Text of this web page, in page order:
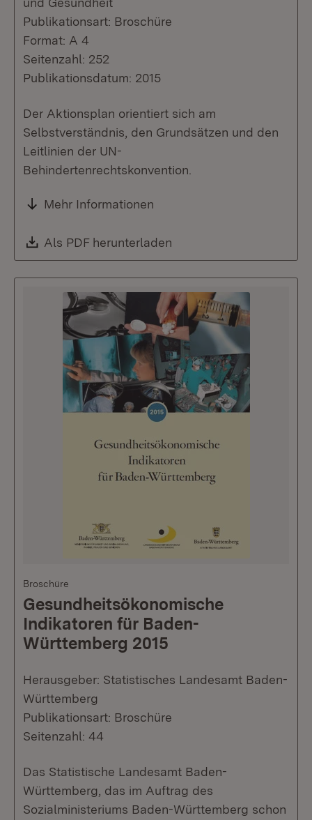
Publikationsart: Broschüre
Format: A 4
Seitenzahl: 252
Publikationsdatum: 2015
Der Aktionsplan orientiert sich am
Selbstverständnis, den Grundsätzen und den
Leitlinien der UN-
Behindertenrechtskonvention.
Mehr Informationen
Download:
Als PDF herunterladen
Broschüre
Gesundheitsökonomische
Indikatoren für Baden-
Württemberg 2015
Herausgeber: Statistisches Landesamt Baden-
Württemberg
Publikationsart: Broschüre
Seitenzahl: 44
Das Statistische Landesamt Baden-
Württemberg, das im Auftrag des
Sozialministeriums Baden-Württemberg schon